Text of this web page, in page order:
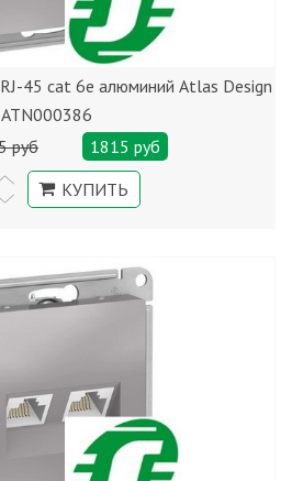
45 cat 6е алюминий Atlas Design
ATN000386
руб
1815 руб